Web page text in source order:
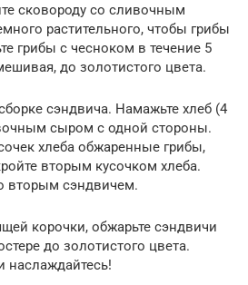
сковороду со сливочным
растительного, чтобы грибы
грибы с чесноком в течение 5
до золотистого цвета.
сэндвича. Намажьте хлеб (4
сыром с одной стороны.
хлеба обжаренные грибы,
вторым кусочком хлеба.
вторым сэндвичем.
корочки, обжарьте сэндвичи
до золотистого цвета.
наслаждайтесь!